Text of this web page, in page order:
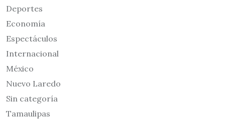
Deportes
Economía
Espectáculos
Internacional
México
Nuevo Laredo
Sin categoría
Tamaulipas